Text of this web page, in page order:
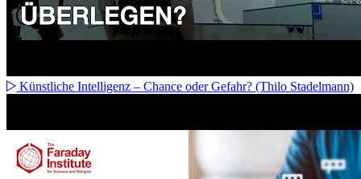
Künstliche Intelligenz – Chance oder Gefahr? (Thilo Stadelmann)